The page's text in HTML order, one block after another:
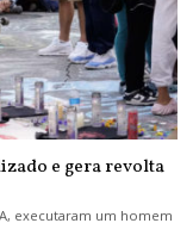
e gera revolta
executaram um homem